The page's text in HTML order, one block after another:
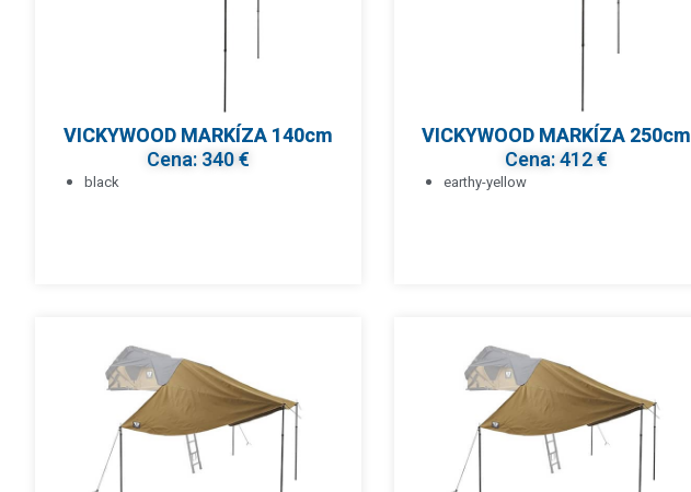
VICKYWOOD MARKÍZA 140cm
Cena: 340 €
black
VICKYWOOD MARKÍZA 250cm
Cena: 412 €
earthy-yellow